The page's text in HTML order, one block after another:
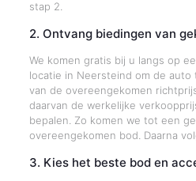
stap 2.
2. Ontvang biedingen van
We komen gratis bij u langs op
locatie in Neersteind om de auto
van de overeengekomen
daarvan de werkelijke
bepalen. Zo komen we tot een
overeengekomen bod. Daarna
3. Kies het beste bod en